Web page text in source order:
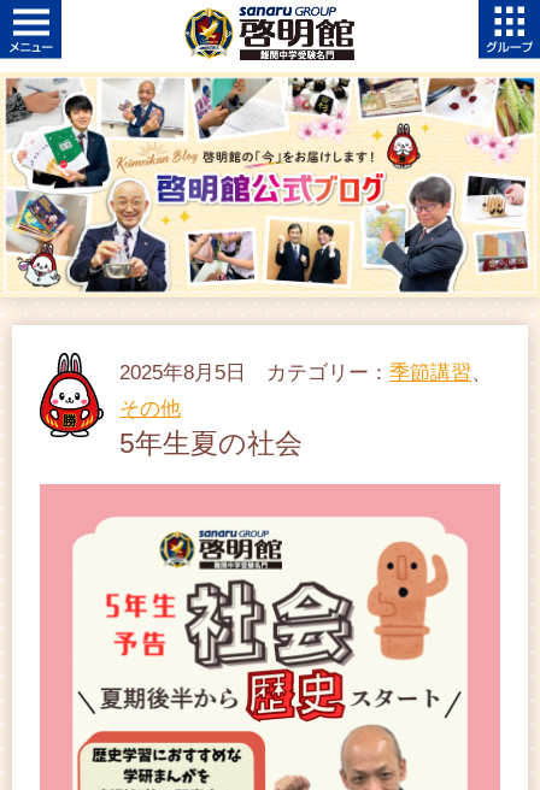
2025年8月5日 カテゴリー： 季節講習、
その他
5年生夏の社会